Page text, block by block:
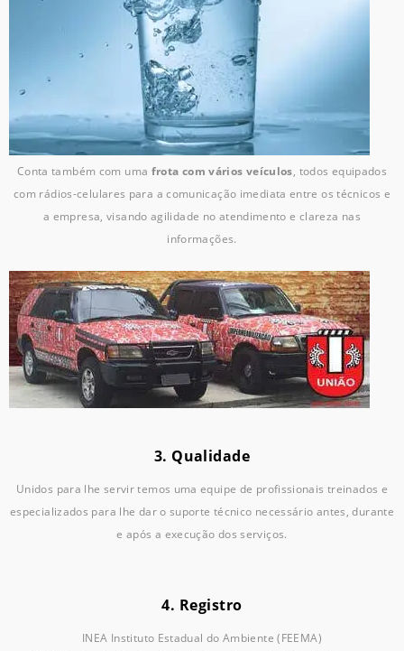
Conta também com uma frota com vários veículos, todos equipados
com rádios-celulares para a comunicação imediata entre os técnicos e
a empresa, visando agilidade no atendimento e clareza nas
informações.
3. Qualidade
Unidos para lhe servir temos uma equipe de profissionais treinados e
especializados para lhe dar o suporte técnico necessário antes, durante
e após a execução dos serviços.
4. Registro
INEA Instituto Estadual do Ambiente (FEEMA)